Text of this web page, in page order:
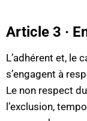
Article 3 ·
L’adhérent et, le
s’engagent à
Le non respect
l’exclusion,